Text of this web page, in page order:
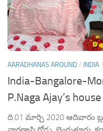
AARADHANAS AROUND/ INDIA
India-Bangalore-
P.Naga Ajay’s
ది.01 మార్చి 2020 ఆదివారం